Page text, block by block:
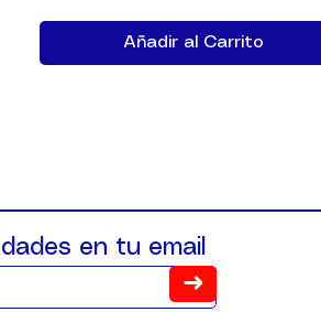
Añadir al Carrito
en tu email
➜